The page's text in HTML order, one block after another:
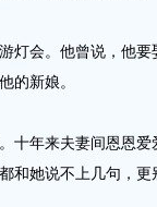
会。他曾说，他要
的新娘。
年来夫妻间恩恩爱
和她说不上几句，更